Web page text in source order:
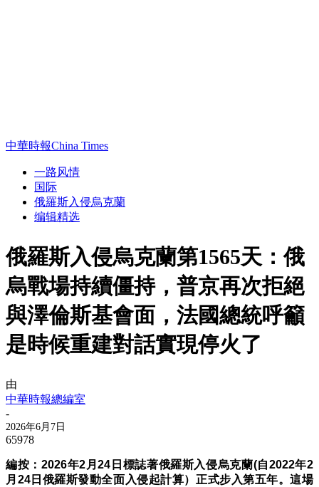
中華時報China Times
一路风情
国际
俄羅斯入侵烏克蘭
编辑精选
俄羅斯入侵烏克蘭第1565天：俄
烏戰場持續僵持，普京再次拒絕
與澤倫斯基會面，法國總統呼籲
是時候重建對話實現停火了
由
中華時報總編室
-
2026年6月7日
65978
編按： 2026年2月24日標誌著俄羅斯入侵烏克蘭(自2022年2
月24日 俄羅斯發動全面入侵起計算）正式步入第五年。這場